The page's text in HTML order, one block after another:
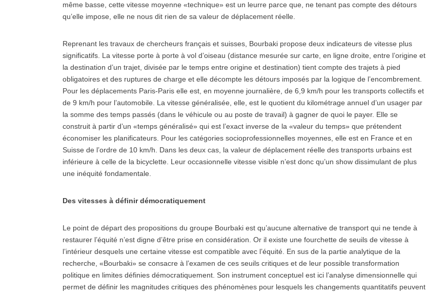
même basse, cette vitesse moyenne «technique» est un leurre parce que, ne tenant pas compte des détours
qu’elle impose, elle ne nous dit rien de sa valeur de déplacement réelle.
Reprenant les travaux de chercheurs français et suisses, Bourbaki propose deux indicateurs de vitesse plus
significatifs. La vitesse porte à porte à vol d’oiseau (distance mesurée sur carte, en ligne droite, entre l’origine et
la destination d’un trajet, divisée par le temps entre origine et destination) tient compte des trajets à pied
obligatoires et des ruptures de charge et elle décompte les détours imposés par la logique de l’encombrement.
Pour les déplacements Paris-Paris elle est, en moyenne journalière, de 6,9 km/h pour les transports collectifs et
de 9 km/h pour l’automobile. La vitesse généralisée, elle, est le quotient du kilométrage annuel d’un usager par
la somme des temps passés (dans le véhicule ou au poste de travail) à gagner de quoi le payer. Elle se
construit à partir d’un «temps généralisé» qui est l’exact inverse de la «valeur du temps» que prétendent
économiser les planificateurs. Pour les catégories socioprofessionnelles moyennes, elle est en France et en
Suisse de l’ordre de 10 km/h. Dans les deux cas, la valeur de déplacement réelle des transports urbains est
inférieure à celle de la bicyclette. Leur occasionnelle vitesse visible n’est donc qu’un show dissimulant de plus
une inéquité fondamentale.
Des vitesses à définir démocratiquement
Le point de départ des propositions du groupe Bourbaki est qu’aucune alternative de transport qui ne tende à
restaurer l’équité n’est digne d’être prise en considération. Or il existe une fourchette de seuils de vitesse à
l’intérieur desquels une certaine vitesse est compatible avec l’équité. En sus de la partie analytique de la
recherche, «Bourbaki» se consacre à l’examen de ces seuils critiques et de leur possible transformation
politique en limites définies démocratiquement. Son instrument conceptuel est ici l’analyse dimensionnelle qui
permet de définir les magnitudes critiques des phénomènes pour lesquels les changements quantitatifs peuvent